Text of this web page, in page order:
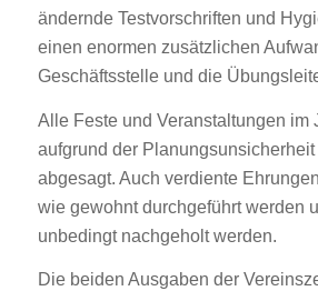
ändernde Testvorschriften und
einen enormen zusätzlichen
Geschäftsstelle und die
Alle Feste und Veranstaltungen im
aufgrund der Planungsunsicherheit
abgesagt. Auch verdiente
wie gewohnt durchgeführt werden
unbedingt nachgeholt werden.
Die beiden Ausgaben der